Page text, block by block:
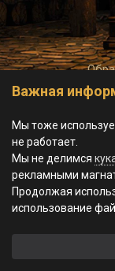
©
Важная
Мы тоже
не работает.
Мы не делимся
рекламными
Продолжая
использование